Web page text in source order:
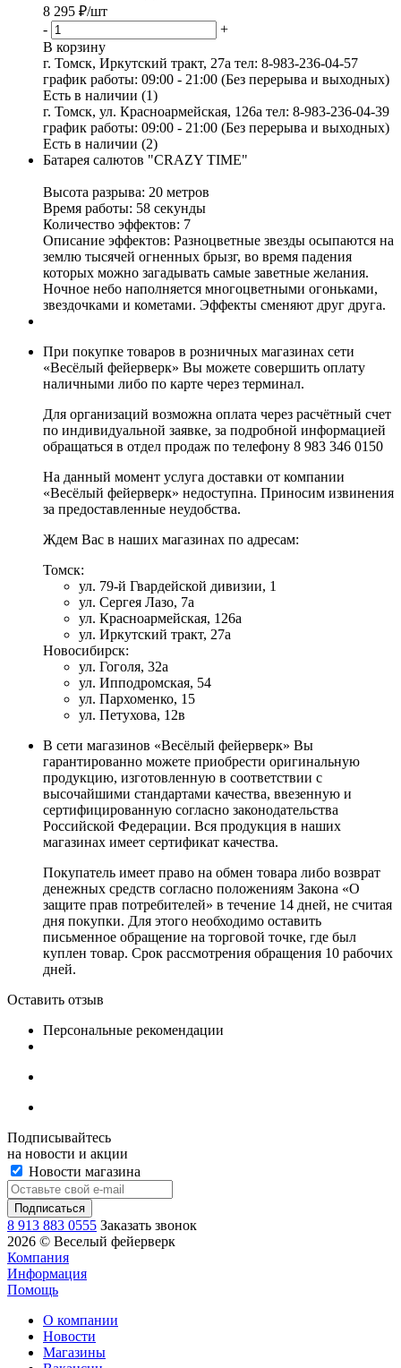
8 295 ₽/шт
-
+
В корзину
г. Томск, Иркутский тракт, 27а тел: 8-983-236-04-57
график работы: 09:00 - 21:00 (Без перерыва и выходных)
Есть в наличии (1)
г. Томск, ул. Красноармейская, 126а тел: 8-983-236-04-39
график работы: 09:00 - 21:00 (Без перерыва и выходных)
Есть в наличии (2)
Батарея салютов "CRAZY TIME"
Высота разрыва: 20 метров
Время работы: 58 секунды
Количество эффектов: 7
Описание эффектов: Разноцветные звезды осыпаются на
землю тысячей огненных брызг, во время падения
которых можно загадывать самые заветные желания.
Ночное небо наполняется многоцветными огоньками,
звездочками и кометами. Эффекты сменяют друг друга.
При покупке товаров в розничных магазинах сети
«Весёлый фейерверк» Вы можете совершить оплату
наличными либо по карте через терминал.
Для организаций возможна оплата через расчётный счет
по индивидуальной заявке, за подробной информацией
обращаться в отдел продаж по телефону 8 983 346 0150
На данный момент услуга доставки от компании
«Весёлый фейерверк» недоступна. Приносим извинения
за предоставленные неудобства.
Ждем Вас в наших магазинах по адресам:
Томск:
ул. 79-й Гвардейской дивизии, 1
ул. Сергея Лазо, 7а
ул. Красноармейская, 126а
ул. Иркутский тракт, 27а
Новосибирск:
ул. Гоголя, 32а
ул. Ипподромская, 54
ул. Пархоменко, 15
ул. Петухова, 12в
В сети магазинов «Весёлый фейерверк» Вы
гарантированно можете приобрести оригинальную
продукцию, изготовленную в соответствии с
высочайшими стандартами качества, ввезенную и
сертифицированную согласно законодательства
Российской Федерации. Вся продукция в наших
магазинах имеет сертификат качества.
Покупатель имеет право на обмен товара либо возврат
денежных средств согласно положениям Закона «О
защите прав потребителей» в течение 14 дней, не считая
дня покупки. Для этого необходимо оставить
письменное обращение на торговой точке, где был
куплен товар. Срок рассмотрения обращения 10 рабочих
дней.
Оставить отзыв
Персональные рекомендации
Подписывайтесь
на новости и акции
Новости магазина
8 913 883 0555 Заказать звонок
2026 © Веселый фейерверк
Компания
Информация
Помощь
О компании
Новости
Магазины